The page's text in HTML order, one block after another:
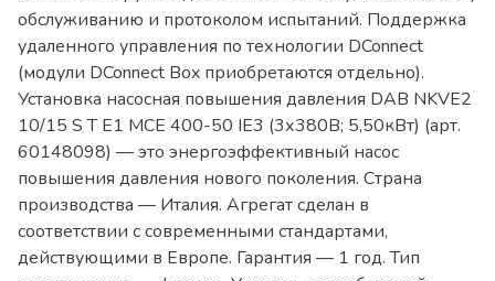
обслуживанию и протоколом испытаний. Поддержка
удаленного управления по технологии DConnect
(модули DConnect Box приобретаются отдельно).
Установка насосная повышения давления DAB NKVE2
10/15 S T E1 MCE 400-50 IE3 (3х380В; 5,50кВт) (арт.
60148098) — это энергоэффективный насос
повышения давления нового поколения. Страна
производства — Италия. Агрегат сделан в
соответствии с современными стандартами,
действующими в Европе. Гарантия — 1 год. Тип